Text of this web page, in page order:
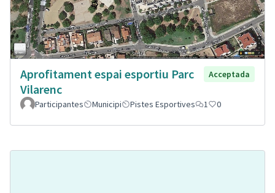
Aprofitament espai esportiu Parc
Vilarenc
Acceptada
Participantes Municipi Pistes Esportives 1 0